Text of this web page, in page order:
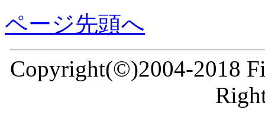
ページ先頭へ
Copyright(©)2004-2018